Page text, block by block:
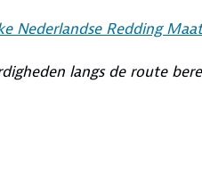
Nederlandse Redding
langs de route